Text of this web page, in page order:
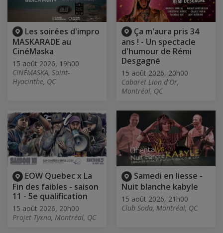
Les soirées d'impro
MASKARADE au
CinéMaska
15 août 2026, 19h00
CINÉMASKA, Saint-
Hyacinthe, QC
Ça m'aura pris 34
ans ! - Un spectacle
d'humour de Rémi
Desgagné
15 août 2026, 20h00
Cabaret Lion d'Or,
Montréal, QC
EOW Quebec x La
Fin des faibles - saison
11 - 5e qualification
15 août 2026, 20h00
Projet Tyxna, Montréal, QC
Samedi en liesse -
Nuit blanche kabyle
15 août 2026, 21h00
Club Soda, Montréal, QC